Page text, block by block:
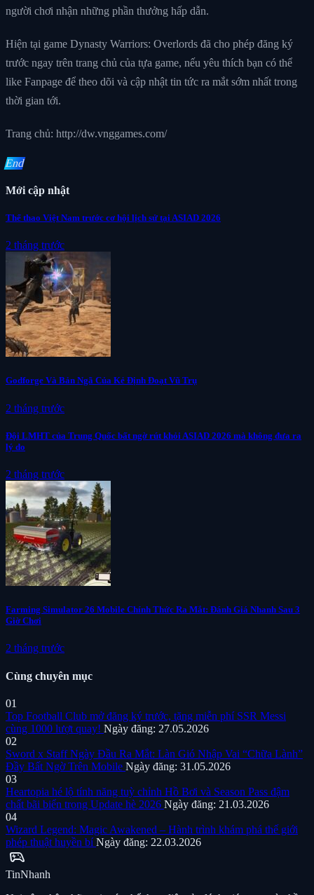
người chơi nhận những phần thưởng hấp dẫn.
Hiện tại game Dynasty Warriors: Overlords đã cho phép đăng ký
trước ngay trên trang chủ của tựa game, nếu yêu thích bạn có thể
like Fanpage để theo dõi và cập nhật tin tức ra mắt sớm nhất trong
thời gian tới.
Trang chủ: http://dw.vnggames.com/
End
Mới cập nhật
Thể thao Việt Nam trước cơ hội lịch sử tại ASIAD 2026
2 tháng trước
Godforge Và Bản Ngã Của Kẻ Định Đoạt Vũ Trụ
2 tháng trước
Đội LMHT của Trung Quốc bất ngờ rút khỏi ASIAD 2026 mà không đưa ra
lý do
2 tháng trước
Farming Simulator 26 Mobile Chính Thức Ra Mắt: Đánh Giá Nhanh Sau 3
Giờ Chơi
2 tháng trước
Cùng chuyên mục
01
Top Football Club mở đăng ký trước, tặng miễn phí SSR Messi
cùng 1000 lượt quay! Ngày đăng: 27.05.2026
02
Sword x Staff Ngày Đầu Ra Mắt: Làn Gió Nhập Vai “Chữa Lành”
Đầy Bất Ngờ Trên Mobile Ngày đăng: 31.05.2026
03
Heartopia hé lộ tính năng tuỳ chỉnh Hồ Bơi và Season Pass đậm
chất bãi biển trong Update hè 2026 Ngày đăng: 21.03.2026
04
Wizard Legend: Magic Awakened – Hành trình khám phá thế giới
phép thuật huyền bíNgày đăng: 22.03.2026
sports_esports
TinNhanh